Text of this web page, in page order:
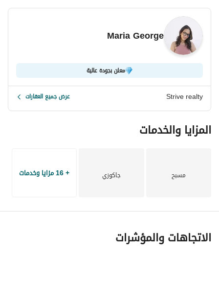
المدرب تدريبًا عاليًا مكرس لمساعدتك في العثور على أفضل الفرص
نحن نغطي المناطق الرئيسية بما في ذلك:
والساحل الشمالي
في كل خطوة على الطريق.
اتصل بنا للاستشارة:
نحن مستعدون دائمًا لمساعدتك!
Maria George
معلن بجودة عالية
Strive realty عرض جميع العقارات
المزايا والخدمات
مسبح جاكوزي + 16 مزايا وخدمات
الاتجاهات والمؤشرات